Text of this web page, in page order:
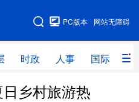
网站无障碍
PC版本
时政 人事 国际 财
地图
时政
乡村旅游热